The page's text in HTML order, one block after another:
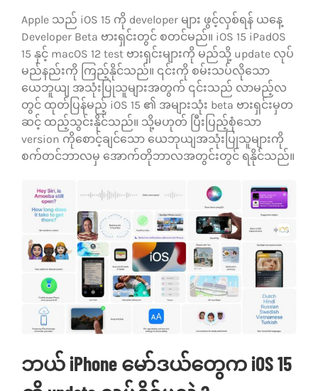
Apple သည် iOS 15 ကို developer များ ဖွင့်လှစ်ရန် ယနေ့
Developer Beta ဗားရှင်းတွင် စတင်မည်။ iOS 15 iPadOS
15 နှင့် macOS 12 test ဗားရှင်းများကို မည်သို့ update လုပ်
မည်နည်းကို ကြည့်နိုင်သည်။ ၎င်းကို စမ်းသပ်လိုသော
ယေဘူယျ အသုံးပြုသူများအတွက် ၎င်းသည် လာမည့်လ
တွင် ထုတ်ပြန်မည့် iOS 15 ၏ အများသုံး beta ဗားရှင်းမှတ
ဆင့် ထည့်သွင်းနိုင်သည်။ သို့မဟုတ် ပြီးပြည့်စုံသော
version ကိုစောင့်ချင်သော ယေဘုယျအသုံးပြုသူများကို
စက်တင်ဘာလမှ အောက်တိုဘာလအတွင်းတွင် ရနိုင်သည်။
ဘယ် iPhone မော်ဒယ်တွေက iOS 15